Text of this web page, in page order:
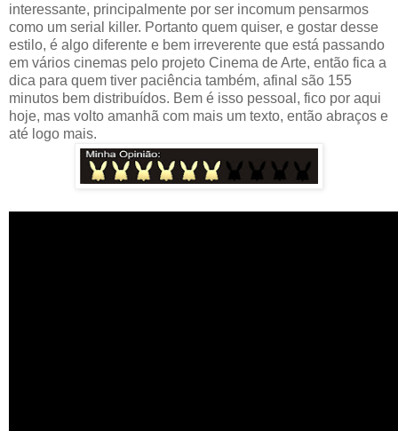
interessante, principalmente por ser incomum pensarmos
como um serial killer. Portanto quem quiser, e gostar desse
estilo, é algo diferente e bem irreverente que está passando
em vários cinemas pelo projeto Cinema de Arte, então fica a
dica para quem tiver paciência também, afinal são 155
minutos bem distribuídos. Bem é isso pessoal, fico por aqui
hoje, mas volto amanhã com mais um texto, então abraços e
até logo mais.